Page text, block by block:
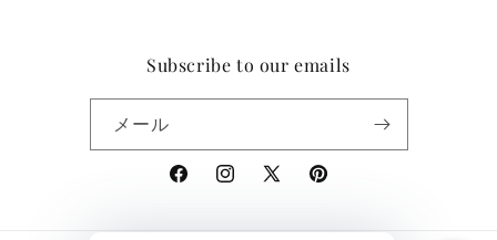
Subscribe to our emails
メール
FacebookInstagram
X
Pinterest